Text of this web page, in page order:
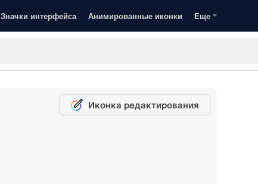
Значки интерфейса Анимированные иконки Еще
Иконка редактирования